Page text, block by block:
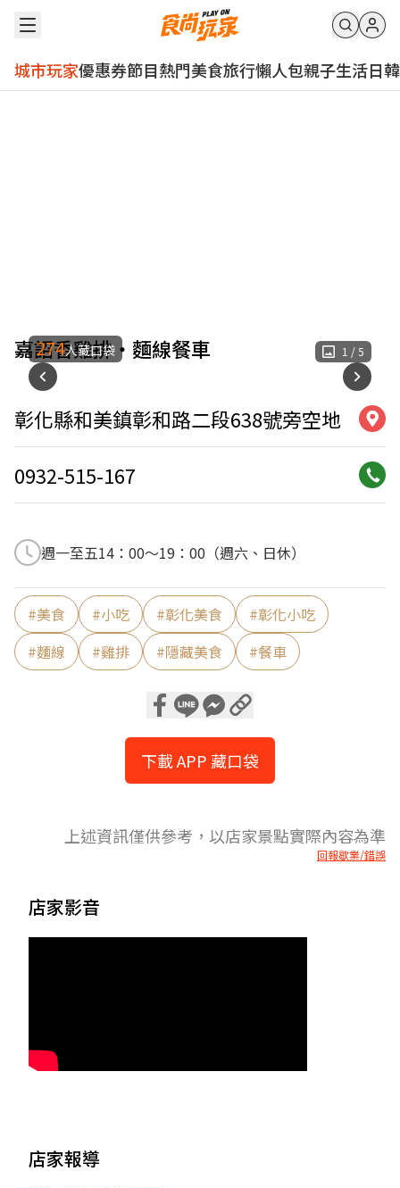
城市玩家優惠券節目熱門美食旅行懶人包親子生活日韓
嘉詔香雞排・麵線餐車 1 /5
274人藏口袋
彰化縣和美鎮彰和路二段638號旁空地
0932-515-167
週一至五14：00～19：00（週六、日休）
#美食 #小吃 #彰化美食 #彰化小吃
#麵線 #雞排 #隱藏美食 #餐車
下載 APP 藏口袋
上述資訊僅供參考，以店家景點實際內容為準
回報歇業/錯誤
店家影音
店家報導